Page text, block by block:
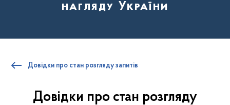
нагляду України
Довідки про стан розгляду запитів
Довідки про стан розгляду